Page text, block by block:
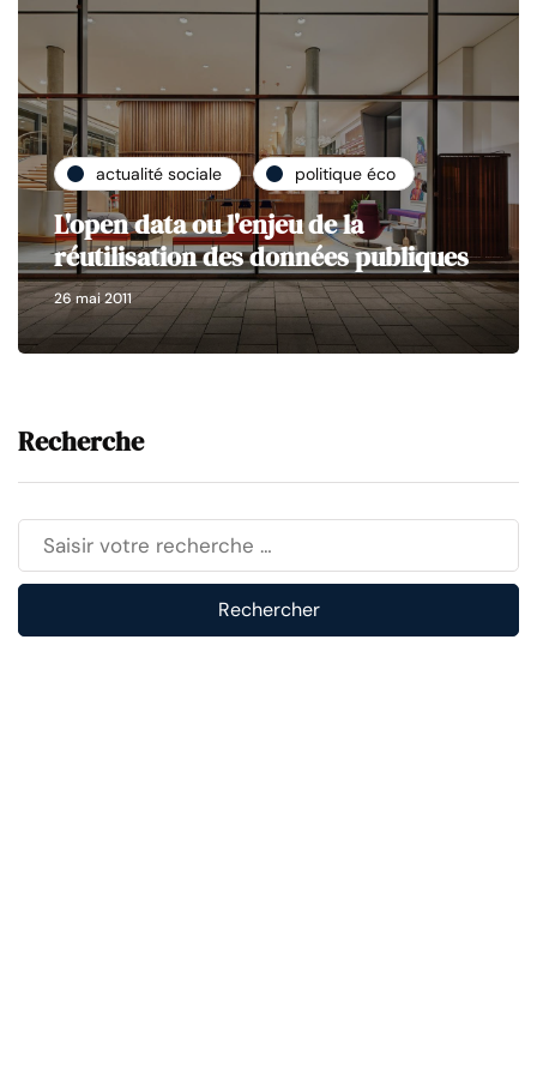
actualité sociale politique éco
L'open data ou l'enjeu de la
réutilisation des données publiques
26 mai 2011
Recherche